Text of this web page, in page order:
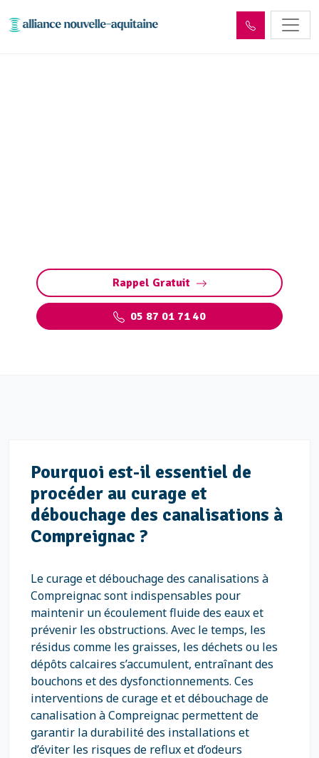
Rappel Gratuit
05 87 01 71 40
Pourquoi est-il essentiel de
procéder au curage et
débouchage des canalisations à
Compreignac ?
Le curage et débouchage des canalisations à
Compreignac sont indispensables pour
maintenir un écoulement fluide des eaux et
prévenir les obstructions. Avec le temps, les
résidus comme les graisses, les déchets ou les
dépôts calcaires s’accumulent, entraînant des
bouchons et des dysfonctionnements. Ces
interventions de curage et et débouchage de
canalisation à Compreignac permettent de
garantir la durabilité des installations et
d’éviter les risques de reflux et d’odeurs